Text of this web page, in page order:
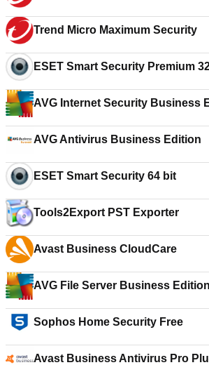
Trend Micro Maximum Security
ESET Smart Security Premium
AVG Internet Security Business
AVG Antivirus Business Edition
ESET Smart Security 64 bit
Tools2Export PST Exporter
Avast Business CloudCare
AVG File Server Business Edition
Sophos Home Security Free
Avast Business Antivirus Pro